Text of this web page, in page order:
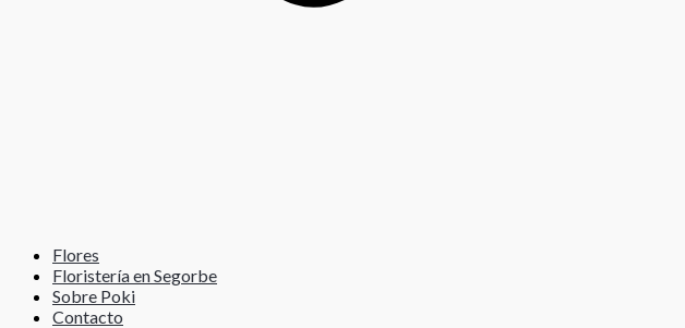
Flores
Floristería en Segorbe
Sobre Poki
Contacto